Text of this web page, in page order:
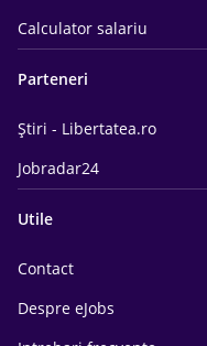
Calculator salariu
Parteneri
Știri - Libertatea.ro
Jobradar24
Utile
Contact
Despre eJobs